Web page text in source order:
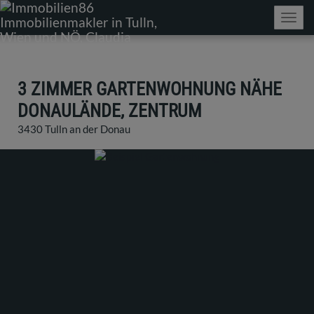
3 ZIMMER GARTENWOHNUNG NÄHE
DONAULÄNDE, ZENTRUM
3430 Tulln an der Donau